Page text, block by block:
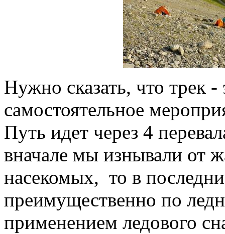
Нужно сказать, что трек
самостоятельное
Путь идет через 4
вначале мы изнывали от
насекомых, то в
преимущественно по
применением ледового